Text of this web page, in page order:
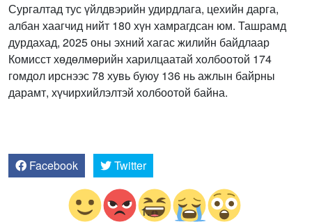
Сургалтад тус үйлдвэрийн удирдлага, цехийн дарга,
албан хаагчид нийт 180 хүн хамрагдсан юм. Ташрамд
дурдахад, 2025 оны эхний хагас жилийн байдлаар
Комисст хөдөлмөрийн харилцаатай холбоотой 174
гомдол ирснээс 78 хувь буюу 136 нь ажлын байрны
дарамт, хүчирхийлэлтэй холбоотой байна.
Facebook Twitter